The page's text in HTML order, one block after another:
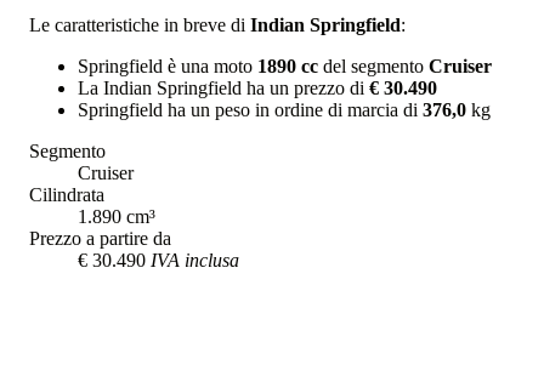
Le caratteristiche in breve di Indian Springfield:
Springfield è una moto 1890 cc del segmento Cruiser
La Indian Springfield ha un prezzo di € 30.490
Springfield ha un peso in ordine di marcia di 376,0 kg
Segmento
Cruiser
Cilindrata
1.890 cm³
Prezzo a partire da
€ 30.490 IVA inclusa